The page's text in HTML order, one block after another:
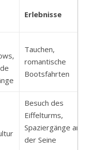
Erlebnisse
Tauchen,
romantische
Bootsfahrten
Besuch des
Eiffelturms,
Spaziergänge an
der Seine